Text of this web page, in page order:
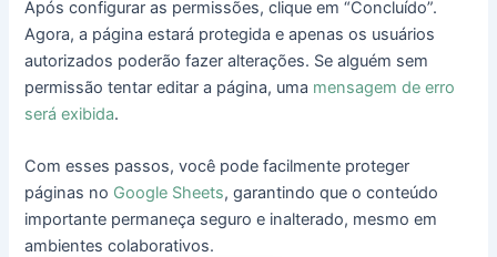
Após configurar as permissões, clique em “Concluído”.
Agora, a página estará protegida e apenas os usuários
autorizados poderão fazer alterações. Se alguém sem
permissão tentar editar a página, uma mensagem de erro
será exibida.
Com esses passos, você pode facilmente proteger
páginas no Google Sheets, garantindo que o conteúdo
importante permaneça seguro e inalterado, mesmo em
ambientes colaborativos.